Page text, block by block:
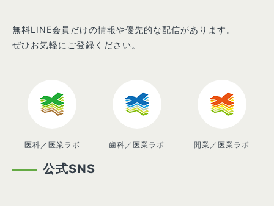
無料LINE会員だけの情報や優先的な配信があります。
ぜひお気軽にご登録ください。
医科／医業ラボ 歯科／医業ラボ 開業／医業ラボ
公式SNS